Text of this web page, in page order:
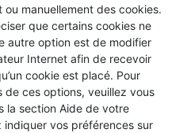
manuellement des cookies.
que certains cookies ne
autre option est de modifier
Internet afin de recevoir
cookie est placé. Pour
de ces options, veuillez vous
la section Aide de votre
vos préférences sur